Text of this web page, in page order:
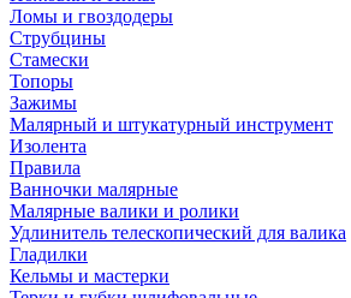
Ломы и гвоздодеры
Струбцины
Стамески
Топоры
Зажимы
Малярный и штукатурный инструмент
Изолента
Правила
Ванночки малярные
Малярные валики и ролики
Удлинитель телескопический для валика
Гладилки
Кельмы и мастерки